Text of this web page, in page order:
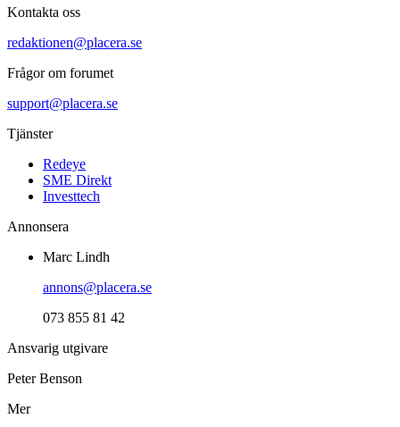
Kontakta oss
redaktionen@placera.se
Frågor om forumet
support@placera.se
Tjänster
Redeye
SME Direkt
Investtech
Annonsera
Marc Lindh
annons@placera.se
073 855 81 42
Ansvarig utgivare
Peter Benson
Mer